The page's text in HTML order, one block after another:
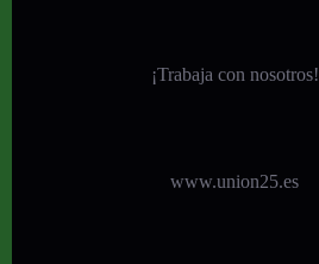
¡Trabaja con nosotros!
www.union25.es